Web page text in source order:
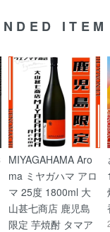
ITEM
MIYAGAHAMA Aro
ma ミヤガハマ アロ
マ 25度 1800ml 大
山甚七商店 鹿児島
限定 芋焼酎 タマア